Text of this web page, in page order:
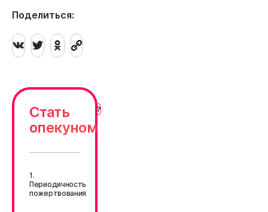
Поделиться:
Стать
опекуном
1.
Периодичность
пожертвования